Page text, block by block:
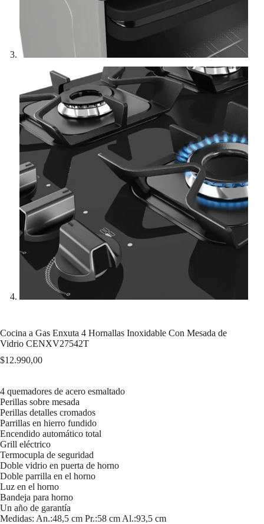
Cocina a Gas Enxuta 4 Hornallas Inoxidable Con Mesada de
Vidrio CENXV27542T
$12.990,00
4 quemadores de acero esmaltado
Perillas sobre mesada
Perillas detalles cromados
Parrillas en hierro fundido
Encendido automático total
Grill eléctrico
Termocupla de seguridad
Doble vidrio en puerta de horno
Doble parrilla en el horno
Luz en el horno
Bandeja para horno
Un año de garantía
Medidas: An.:48,5 cm Pr.:58 cm Al.:93,5 cm